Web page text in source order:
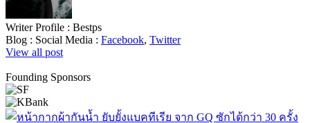
Writer Profile : Bestps
Blog : Social Media : Facebook, Twitter
View all post
Founding Sponsors